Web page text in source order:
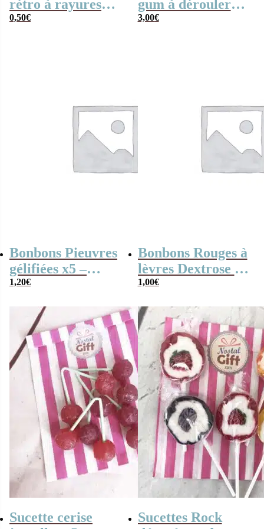
rétro à rayures
rouges et blanches
0,50€
gum à dérouler
(goût fraise) x3
3,00€
Bonbons Pieuvres
gélifiées x5 –
Ursula – bonbon
1,20€
Bonbons Rouges à
lèvres Dextrose à
croquer x3
1,00€
Sucette cerise
Sucettes Rock